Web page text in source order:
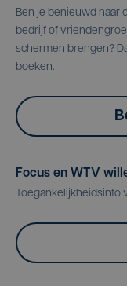
Ben je benieuwd naar
bedrijf of
schermen brengen?
boeken.
Focus en WTV
Toegankelijkheidsinfo